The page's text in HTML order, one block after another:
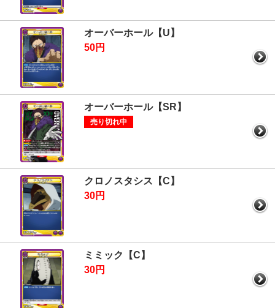
オーバーホール【U】
50円
オーバーホール【SR】
売り切れ中
クロノスタシス【C】
30円
ミミック【C】
30円